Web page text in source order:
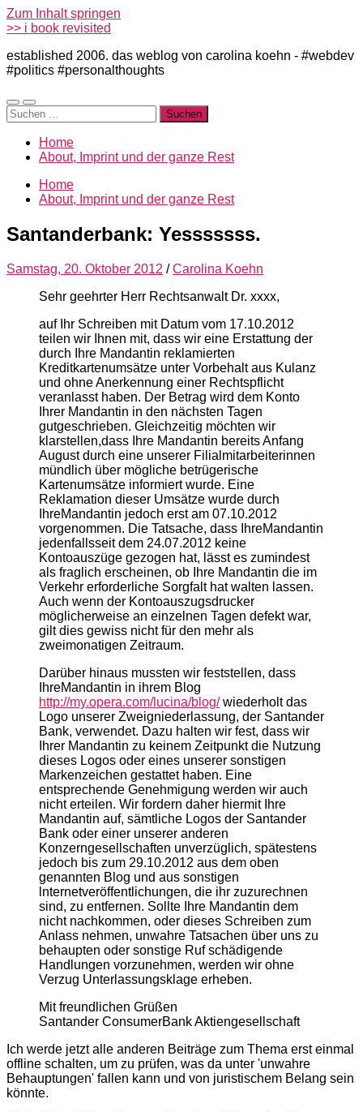
Zum Inhalt springen
>> i book revisited
established 2006. das weblog von carolina koehn - #webdev
#politics #personalthoughts
Mobile-
Menü
Suchfeld
ein-/ausblenden
Suchen
nach:
Home
About, Imprint und der ganze Rest
Home
About, Imprint und der ganze Rest
Santanderbank: Yesssssss.
Samstag, 20. Oktober 2012 /Carolina Koehn
Sehr geehrter Herr Rechtsanwalt Dr. xxxx,
auf Ihr Schreiben mit Datum vom 17.10.2012
teilen wir Ihnen mit, dass wir eine Erstattung der
durch Ihre Mandantin reklamierten
Kreditkartenumsätze unter Vorbehalt aus Kulanz
und ohne Anerkennung einer Rechtspflicht
veranlasst haben. Der Betrag wird dem Konto
Ihrer Mandantin in den nächsten Tagen
gutgeschrieben. Gleichzeitig möchten wir
klarstellen,dass Ihre Mandantin bereits Anfang
August durch eine unserer Filialmitarbeiterinnen
mündlich über mögliche betrügerische
Kartenumsätze informiert wurde. Eine
Reklamation dieser Umsätze wurde durch
IhreMandantin jedoch erst am 07.10.2012
vorgenommen. Die Tatsache, dass IhreMandantin
jedenfallsseit dem 24.07.2012 keine
Kontoauszüge gezogen hat, lässt es zumindest
als fraglich erscheinen, ob Ihre Mandantin die im
Verkehr erforderliche Sorgfalt hat walten lassen.
Auch wenn der Kontoauszugsdrucker
möglicherweise an einzelnen Tagen defekt war,
gilt dies gewiss nicht für den mehr als
zweimonatigen Zeitraum.
Darüber hinaus mussten wir feststellen, dass
IhreMandantin in ihrem Blog
http://my.opera.com/lucina/blog/wiederholt das
Logo unserer Zweigniederlassung, der Santander
Bank, verwendet. Dazu halten wir fest, dass wir
Ihrer Mandantin zu keinem Zeitpunkt die Nutzung
dieses Logos oder eines unserer sonstigen
Markenzeichen gestattet haben. Eine
entsprechende Genehmigung werden wir auch
nicht erteilen. Wir fordern daher hiermit Ihre
Mandantin auf, sämtliche Logos der Santander
Bank oder einer unserer anderen
Konzerngesellschaften unverzüglich, spätestens
jedoch bis zum 29.10.2012 aus dem oben
genannten Blog und aus sonstigen
lnternetveröffentlichungen, die ihr zuzurechnen
sind, zu entfernen. Sollte Ihre Mandantin dem
nicht nachkommen, oder dieses Schreiben zum
Anlass nehmen, unwahre Tatsachen über uns zu
behaupten oder sonstige Ruf schädigende
Handlungen vorzunehmen, werden wir ohne
Verzug Unterlassungsklage erheben.
Mit freundlichen Grüßen
Santander ConsumerBank Aktiengesellschaft
Ich werde jetzt alle anderen Beiträge zum Thema erst einmal
offline schalten, um zu prüfen, was da unter 'unwahre
Behauptungen' fallen kann und von juristischem Belang sein
könnte.